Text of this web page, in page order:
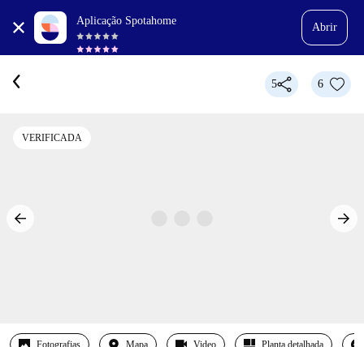
Aplicação Spotahome
Abrir
5 6
VERIFICADA
Fotografias Mapa Video Planta detalhada